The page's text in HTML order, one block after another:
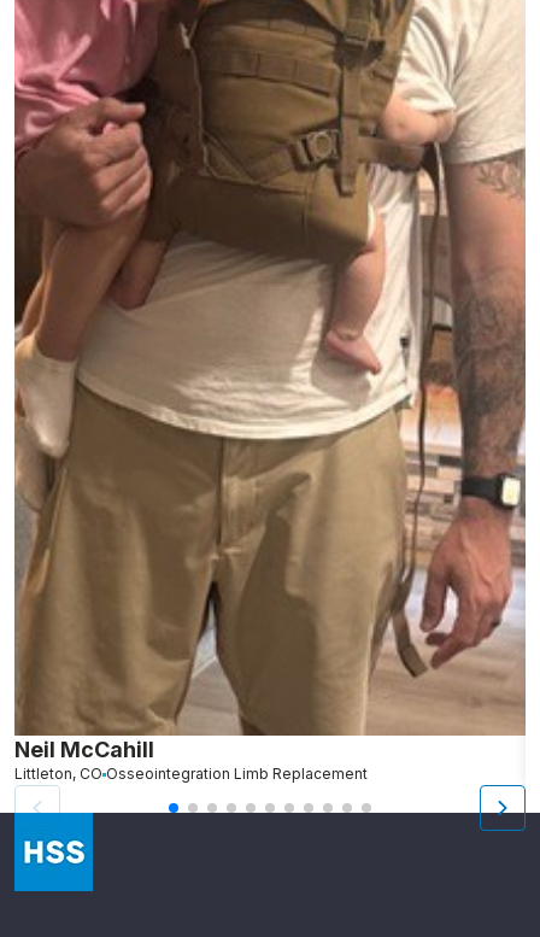
Neil McCahill
Littleton, CO Osseointegration Limb Replacement